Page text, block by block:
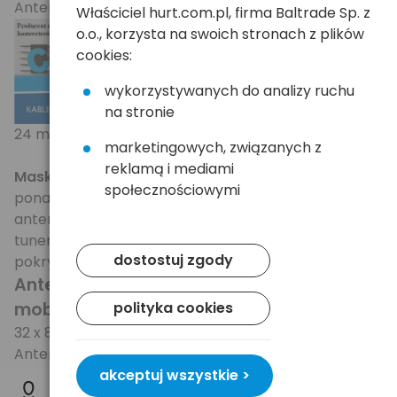
Antena od znanego producenta - firmy Cabletech.
24 miesiące gwarancji.
Maskymalny uzysk anteny to nawet 4dB
ponad 2krotnie mocniejsza od standardowych
antenek (patyczkow) standardowo dołączanych do
tunerów USB. Zapewnia tym samym wyraźnie lepsze
pokrycie dla telewizji DVB-T.
Antena jest przy tym bardzo mała i
mobilna
- wymiary po złożeniu z podstawką: 85 x
32 x 8mm.
Antena jest pasywna - działa bez zewnętrznego
zasilacza, czy wzmacniacza.
Właściciel hurt.com.pl, firma Baltrade Sp. z
o.o., korzysta na swoich stronach z plików
cookies:
wykorzystywanych do analizy ruchu
na stronie
marketingowych, związanych z
reklamą i mediami
społecznościowymi
dostostuj zgody
polityka cookies
akceptuj wszystkie >